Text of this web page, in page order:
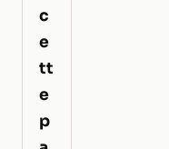
c
e
tt
e
p